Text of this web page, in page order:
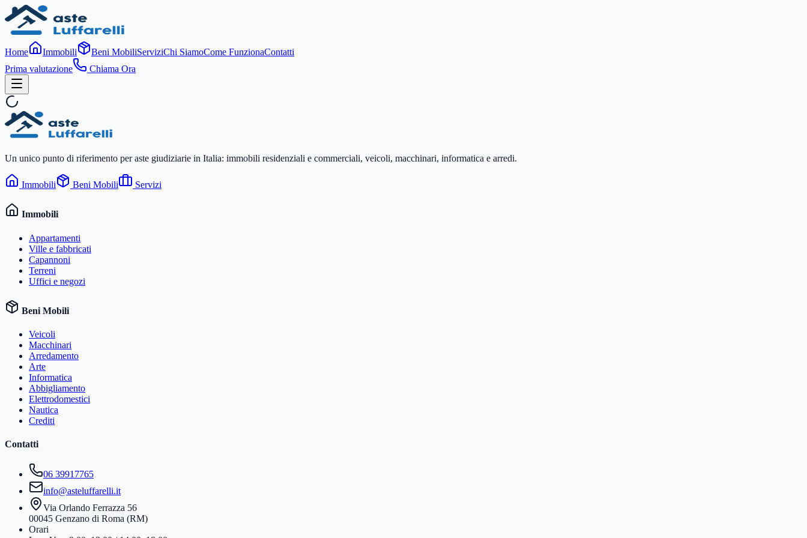
Home Immobili Beni MobiliServiziChi SiamoCome FunzionaContatti
Prima valutazione
Chiama Ora
Un unico punto di riferimento per aste giudiziarie in Italia: immobili residenziali e commerciali, veicoli, macchinari, informatica e arredi.
Immobili Beni Mobili Servizi
Immobili
Appartamenti
Ville e fabbricati
Capannoni
Terreni
Uffici e negozi
Beni Mobili
Veicoli
Macchinari
Arredamento
Arte
Informatica
Abbigliamento
Elettrodomestici
Nautica
Crediti
Contatti
06 39917765
info@asteluffarelli.it
Via Orlando Ferrazza 56
00045 Genzano di Roma (RM)
Orari